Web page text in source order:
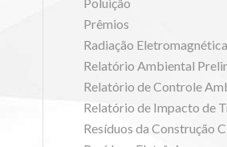
Prêmios
Radiação Eletromagnética
Relatório Ambiental
Relatório de Controle
Relatório de Impacto de
Resíduos da Construção